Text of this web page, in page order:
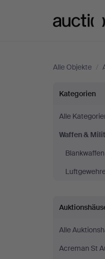
Alle Objekte /
Waffen
&
bei
Thelin
&
Kategorien
Alle
Waffen &
Blankwaffen
Alle
Acreman St